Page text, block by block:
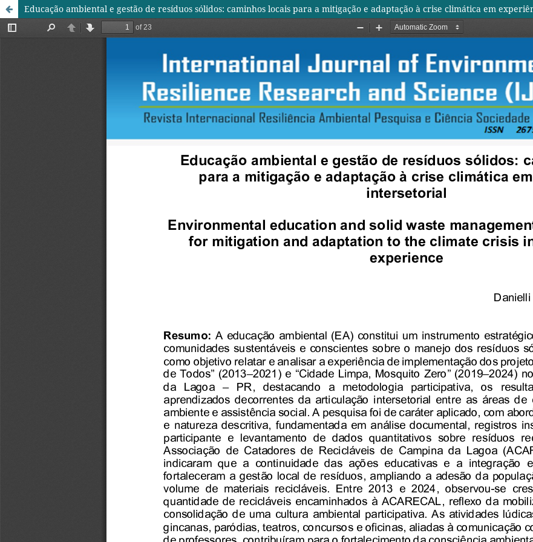
Educação ambiental e gestão de resíduos sólidos: caminhos locais para a mitigação e adaptação à crise climática em